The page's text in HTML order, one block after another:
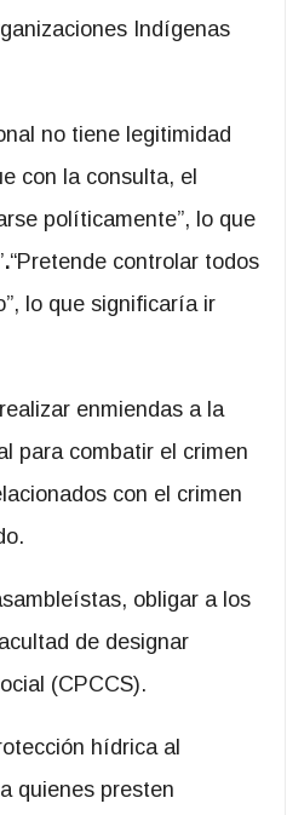
Indígenas
no tiene legitimidad
con la consulta, el
políticamente”, lo que
.“Pretende controlar todos
lo que significaría ir
enmiendas a la
para combatir el crimen
con el crimen
obligar a los
de designar
(CPCCS).
hídrica al
quienes presten